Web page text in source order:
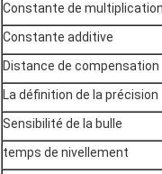
Constante de multiplication
Constante additive
Distance de compensation
La définition de la précision
Sensibilité de la bulle
temps de nivellement